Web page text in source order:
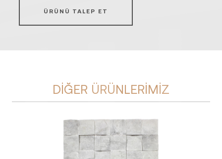
ÜRÜNÜ TALEP ET
DIĞER ÜRÜNLERIMIZ